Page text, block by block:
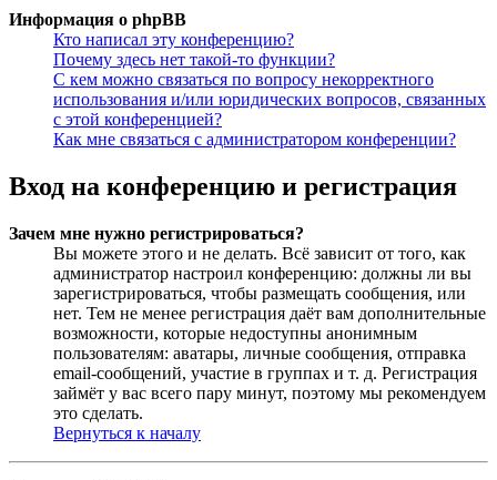
Информация о phpBB
Кто написал эту конференцию?
Почему здесь нет такой-то функции?
С кем можно связаться по вопросу некорректного
использования и/или юридических вопросов, связанных
с этой конференцией?
Как мне связаться с администратором конференции?
Вход на конференцию и регистрация
Зачем мне нужно регистрироваться?
Вы можете этого и не делать. Всё зависит от того, как
администратор настроил конференцию: должны ли вы
зарегистрироваться, чтобы размещать сообщения, или
нет. Тем не менее регистрация даёт вам дополнительные
возможности, которые недоступны анонимным
пользователям: аватары, личные сообщения, отправка
email-сообщений, участие в группах и т. д. Регистрация
займёт у вас всего пару минут, поэтому мы рекомендуем
это сделать.
Вернуться к началу